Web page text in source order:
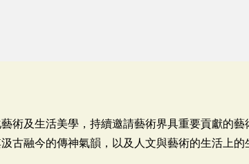
術及生活美學，持續邀請藝術界具重要貢獻的
古融今的傳神氣韻，以及人文與藝術的生活上的